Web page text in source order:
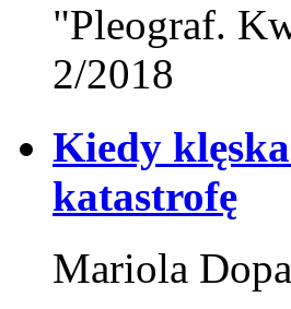
"Pleograf.
2/2018
Kiedy
katastrofę
Mariola